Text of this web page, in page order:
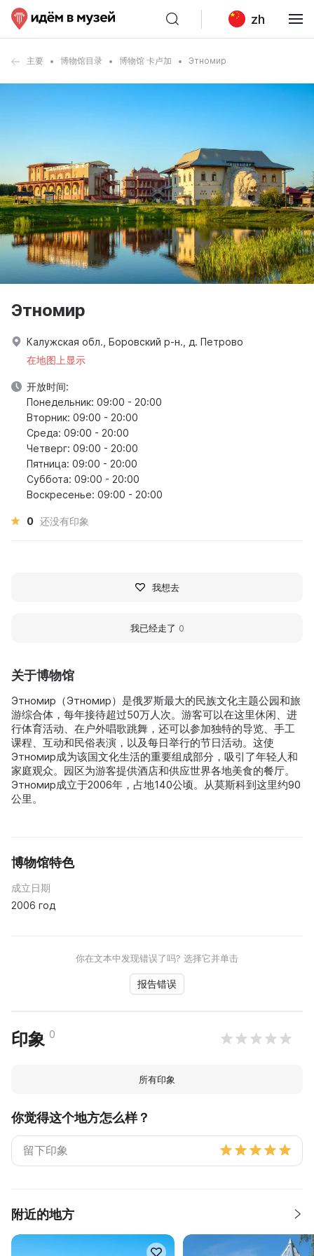
zh
主要 博物馆目录 博物馆 卡卢加 Этномир
关于博物馆
Этномир（Этномир）是俄罗斯最大的民族文化主题公园和旅
游综合体，每年接待超过50万人次。游客可以在这里休闲、进
行体育活动、在户外唱歌跳舞，还可以参加独特的导览、手工
课程、互动和民俗表演，以及每日举行的节日活动。这使
Этномир成为该国文化生活的重要组成部分，吸引了年轻人和
家庭观众。园区为游客提供酒店和供应世界各地美食的餐厅。
Этномир成立于2006年，占地140公顷。从莫斯科到这里约90
公里。
博物馆特色
成立日期
2006 год
你在文本中发现错误了吗? 选择它并单击
报告错误
印象 0
所有印象
你觉得这个地方怎么样？
附近的地方
Этномир
Калужская обл., Боровский р-н., д. Петрово
在地图上显示
开放时间:
Понедельник: 09:00 - 20:00
Вторник: 09:00 - 20:00
Среда: 09:00 - 20:00
Четверг: 09:00 - 20:00
Пятница: 09:00 - 20:00
Суббота: 09:00 - 20:00
Воскресенье: 09:00 - 20:00
0 还没有印象
我想去
我已经走了 0